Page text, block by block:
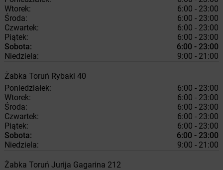
Wtorek:
6:00 - 23:00
Środa:
6:00 - 23:00
Czwartek:
6:00 - 23:00
Piątek:
6:00 - 23:00
Sobota:
6:00 - 23:00
Niedziela:
9:00 - 21:00
Żabka Toruń Rybaki 40
Poniedziałek:
6:00 - 23:00
Wtorek:
6:00 - 23:00
Środa:
6:00 - 23:00
Czwartek:
6:00 - 23:00
Piątek:
6:00 - 23:00
Sobota:
6:00 - 23:00
Niedziela:
9:00 - 21:00
Żabka Toruń Jurija Gagarina 212